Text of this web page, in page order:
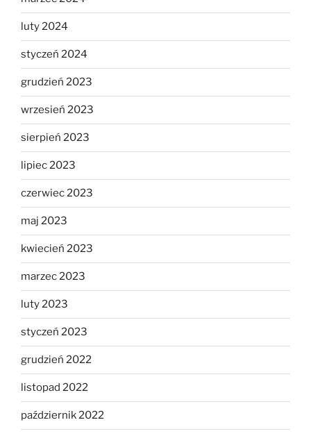
luty 2024
styczeń 2024
grudzień 2023
wrzesień 2023
sierpień 2023
lipiec 2023
czerwiec 2023
maj 2023
kwiecień 2023
marzec 2023
luty 2023
styczeń 2023
grudzień 2022
listopad 2022
październik 2022